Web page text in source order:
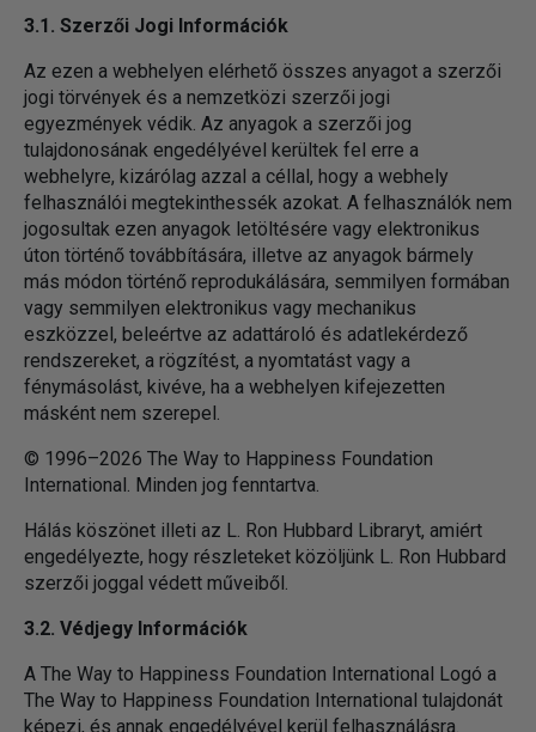
3.1. Szerzői Jogi Információk
Az ezen a webhelyen elérhető összes anyagot a szerzői
jogi törvények és a nemzetközi szerzői jogi
egyezmények védik. Az anyagok a szerzői jog
tulajdonosának engedélyével kerültek fel erre a
webhelyre, kizárólag azzal a céllal, hogy a webhely
felhasználói megtekinthessék azokat. A felhasználók nem
jogosultak ezen anyagok letöltésére vagy elektronikus
úton történő továbbítására, illetve az anyagok bármely
más módon történő reprodukálására, semmilyen formában
vagy semmilyen elektronikus vagy mechanikus
eszközzel, beleértve az adattároló és adatlekérdező
rendszereket, a rögzítést, a nyomtatást vagy a
fénymásolást, kivéve, ha a webhelyen kifejezetten
másként nem szerepel.
© 1996–2026 The Way to Happiness Foundation
International. Minden jog fenntartva.
Hálás köszönet illeti az L. Ron Hubbard Libraryt, amiért
engedélyezte, hogy részleteket közöljünk L. Ron Hubbard
szerzői joggal védett műveiből.
3.2. Védjegy Információk
A The Way to Happiness Foundation International Logó a
The Way to Happiness Foundation International tulajdonát
képezi, és annak engedélyével kerül felhasználásra.